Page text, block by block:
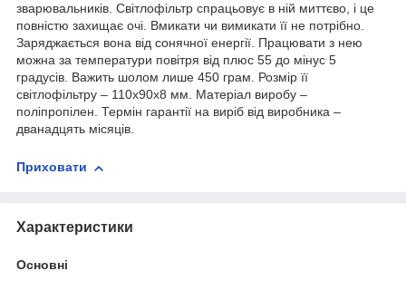
зварювальників. Світлофільтр спрацьовує в ній миттєво, і це
повністю захищає очі. Вмикати чи вимикати її не потрібно.
Заряджається вона від сонячної енергії. Працювати з нею
можна за температури повітря від плюс 55 до мінус 5
градусів. Важить шолом лише 450 грам. Розмір її
світлофільтру – 110х90х8 мм. Матеріал виробу –
поліпропілен. Термін гарантії на виріб від виробника –
дванадцять місяців.
Приховати
Характеристики
Основні